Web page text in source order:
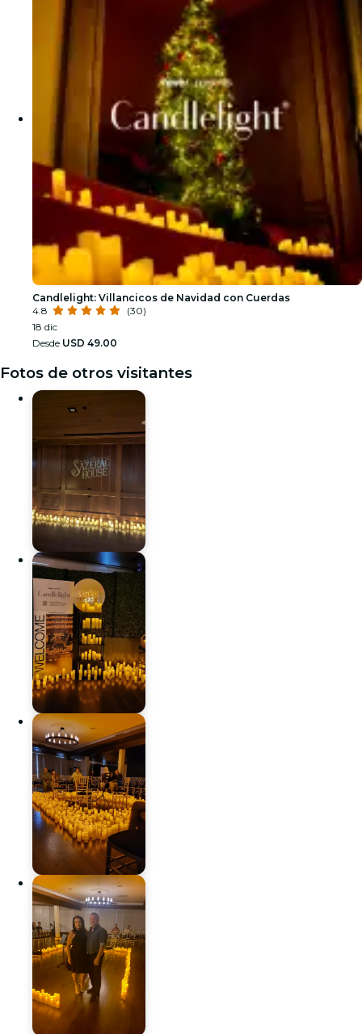
Candlelight: Villancicos de Navidad con Cuerdas
4.8
(30)
18 dic
Desde USD 49.00
Fotos de otros visitantes